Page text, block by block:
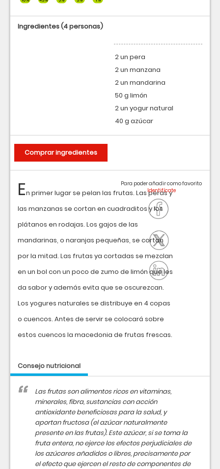
En primer lugar se pelan las frutas. Las peras y
las manzanas se cortan en cuadraditos y los
plátanos en rodajas. Los gajos de las
mandarinas, o naranjas pequeñas, se cortan
por la mitad. Las frutas ya cortadas se mezclan
en un bol con un poco de zumo de limón que les
da sabor y además evita que se oscurezcan.
Los yogures naturales se distribuye en 4 copas
o cuencos. Antes de servir se colocará sobre
estos cuencos la macedonia de frutas frescas.
Consejo nutricional
Las frutas son alimentos ricos en vitaminas,
minerales, fibra, sustancias con acción
antioxidante beneficiosas para la salud, y
aportan fructosa (el azúcar naturalmente
presente en las frutas). Este azúcar, si se toma la
fruta entera, no ejerce los efectos perjudiciales de
los azúcares añadidos o libres, precisamente por
el efecto que ejercen el resto de componentes de
Para poder añadir como favorito
Ingredientes(4 personas)
2 un pera
2 un manzana
2 un mandarina
50 g limón
2 un yogur natural
40 g azúcar
Comprar ingredientes